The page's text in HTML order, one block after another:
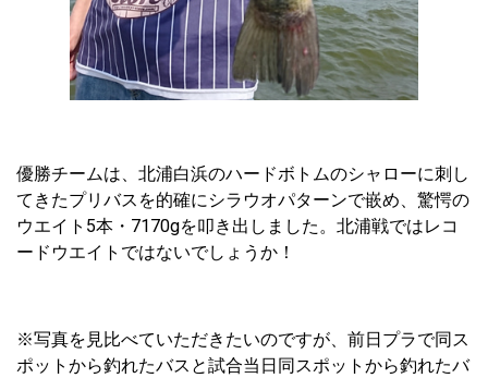
優勝チームは、北浦白浜のハードボトムのシャローに刺し
てきたプリバスを的確にシラウオパターンで嵌め、驚愕の
ウエイト5本・7170gを叩き出しました。北浦戦ではレコ
ードウエイトではないでしょうか！
※写真を見比べていただきたいのですが、前日プラで同ス
ポットから釣れたバスと試合当日同スポットから釣れたバ